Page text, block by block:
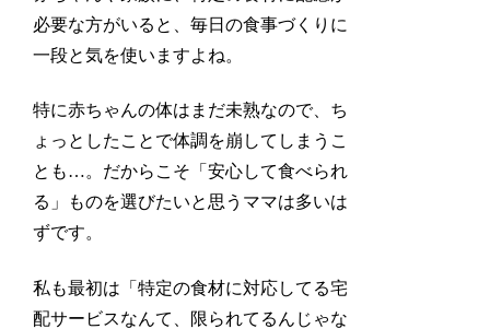
必要な方がいると、毎日の食事づくりに
一段と気を使いますよね。
特に赤ちゃんの体はまだ未熟なので、ち
ょっとしたことで体調を崩してしまうこ
とも…。だからこそ「安心して食べられ
る」ものを選びたいと思うママは多いは
ずです。
私も最初は「特定の食材に対応してる宅
配サービスなんて、限られてるんじゃな